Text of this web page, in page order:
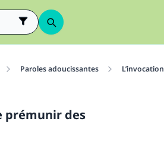
Paroles adoucissantes L’invocation
prémunir des